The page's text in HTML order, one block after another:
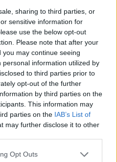
sharing to third parties, or
sensitive information for
use the below opt-out
Please note that after your
may continue seeing
information utilized by
to third parties prior to
opt-out of the further
by third parties on the
This information may
parties on the IAB’s List of
may further disclose it to other
app uses one or more Google
Opt Outs
Metlen: Ρεκόρ EBITDA στο
α' εξάμηνο, στα 550 εκατ.
ευρώ – Καθαρά κέρδη 313
εκατ. ευρώ